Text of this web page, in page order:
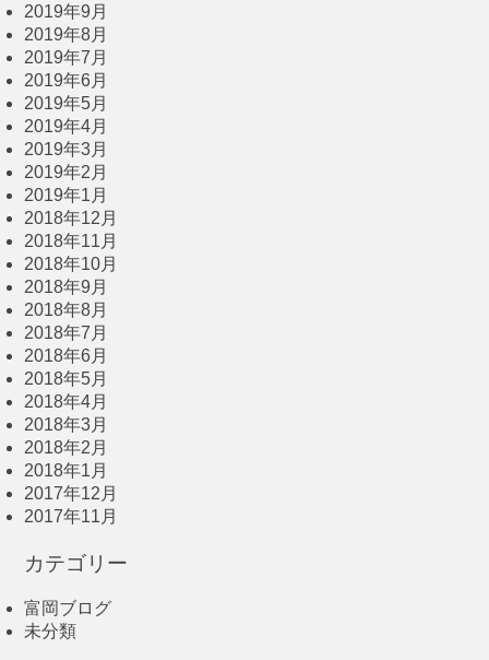
2019年9月
2019年8月
2019年7月
2019年6月
2019年5月
2019年4月
2019年3月
2019年2月
2019年1月
2018年12月
2018年11月
2018年10月
2018年9月
2018年8月
2018年7月
2018年6月
2018年5月
2018年4月
2018年3月
2018年2月
2018年1月
2017年12月
2017年11月
カテゴリー
富岡ブログ
未分類